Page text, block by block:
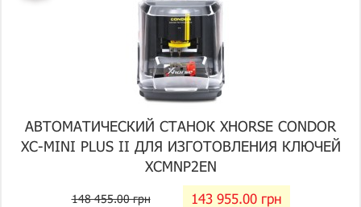
АВТОМАТИЧЕСКИЙ СТАНОК XHORSE CONDOR
XC-MINI PLUS II ДЛЯ ИЗГОТОВЛЕНИЯ КЛЮЧЕЙ
XCMNP2EN
148 455.00 грн 143 955.00 грн